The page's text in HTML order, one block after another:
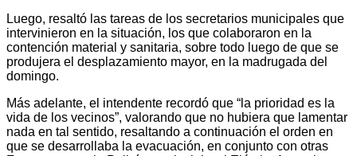
Luego, resaltó las tareas de los secretarios municipales que
intervinieron en la situación, los que colaboraron en la
contención material y sanitaria, sobre todo luego de que se
produjera el desplazamiento mayor, en la madrugada del
domingo.
Más adelante, el intendente recordó que “la prioridad es la
vida de los vecinos”, valorando que no hubiera que lamentar
nada en tal sentido, resaltando a continuación el orden en
que se desarrollaba la evacuación, en conjunto con otras